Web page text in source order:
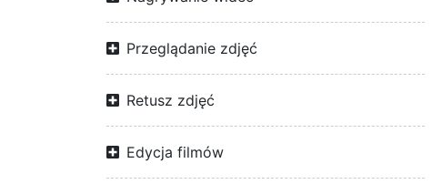
Przeglądanie zdjęć
Retusz zdjęć
Edycja filmów